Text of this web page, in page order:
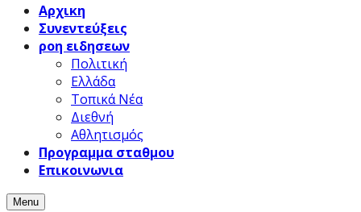
Αρχικη
Συνεντεύξεις
ροη ειδησεων
Πολιτική
Ελλάδα
Τοπικά Νέα
Διεθνή
Αθλητισμός
Προγραμμα σταθμου
Επικοινωνια
Menu